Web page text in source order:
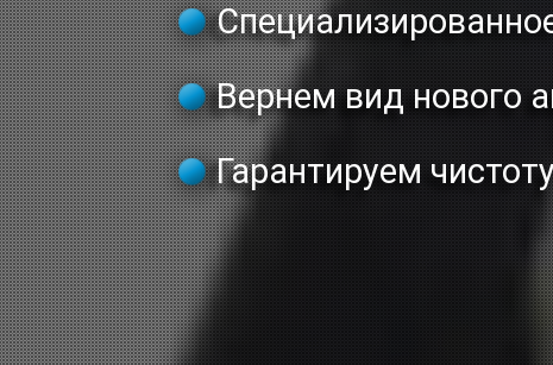
Вернем вид нового
Гарантируем